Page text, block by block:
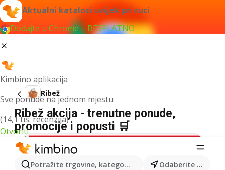
Aktualni katalozi uvijek pri ruci
Dodajte u Chrome – BESPLATNO
Kimbino aplikacija
Sve ponude na jednom mjestu
(14,1 tis. recenzija)
Otvoriti
Potražite trgovine, kategorije, proizvode... Odaberite grad
Ribež
Ribež akcija - trenutne ponude,
promocije i popusti 🛒